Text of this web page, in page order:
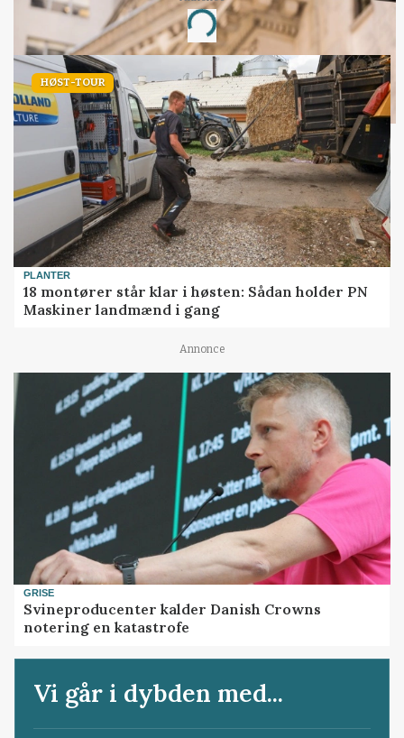
Loading...
HØST-TOUR
PLANTER
18 montører står klar i høsten: Sådan holder PN
Maskiner landmænd i gang
Annonce
GRISE
Svineproducenter kalder Danish Crowns
notering en katastrofe
Vi går i dybden med...